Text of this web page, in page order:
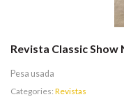
Revista Classic Show
Pesa usada
Categories: Revistas